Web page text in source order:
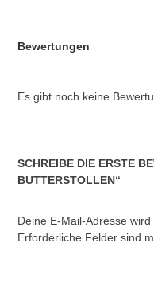
Bewertungen
Es gibt noch keine
SCHREIBE DIE ERSTE
BUTTERSTOLLEN“
Deine E-Mail-Adresse
Erforderliche Felder sind